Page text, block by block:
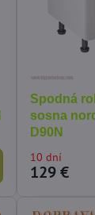
Spodná
sosna
D90N
10 dní
129 €